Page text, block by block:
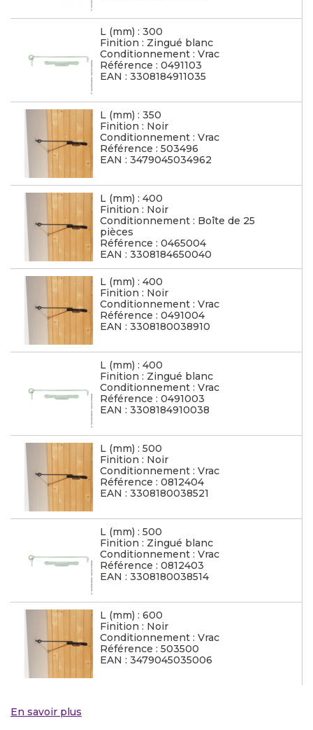
L (mm) : 300
Finition : Zingué blanc
Conditionnement : Vrac
Référence : 0491103
EAN : 3308184911035
L (mm) : 350
Finition : Noir
Conditionnement : Vrac
Référence : 503496
EAN : 3479045034962
L (mm) : 400
Finition : Noir
Conditionnement : Boîte de 25
pièces
Référence : 0465004
EAN : 3308184650040
L (mm) : 400
Finition : Noir
Conditionnement : Vrac
Référence : 0491004
EAN : 3308180038910
L (mm) : 400
Finition : Zingué blanc
Conditionnement : Vrac
Référence : 0491003
EAN : 3308184910038
L (mm) : 500
Finition : Noir
Conditionnement : Vrac
Référence : 0812404
EAN : 3308180038521
L (mm) : 500
Finition : Zingué blanc
Conditionnement : Vrac
Référence : 0812403
EAN : 3308180038514
L (mm) : 600
Finition : Noir
Conditionnement : Vrac
Référence : 503500
EAN : 3479045035006
En savoir plus